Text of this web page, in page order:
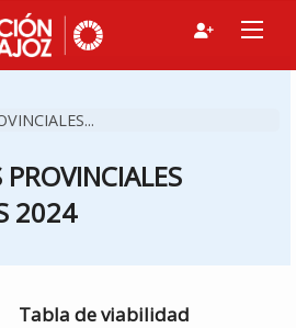
2024
Estás en
Tabla de viabilidad